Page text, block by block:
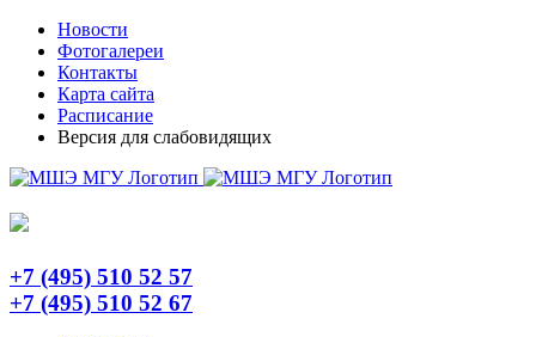
Skip
content
TelegramНовости
Фотогалереи
Контакты
Карта сайта
Расписание
Версия для слабовидящих
+7 (495) 510 52 57
+7 (495) 510 52 67